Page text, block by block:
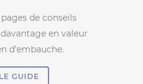
de conseils
en valeur
d’embauche.
GUIDE